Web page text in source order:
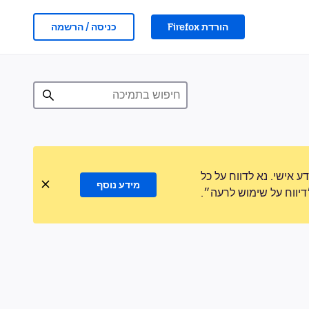
הורדת Firefox כניסה / הרשמה
אישי. נא לדווח על כל
על שימוש לרעה״.
מידע נוסף